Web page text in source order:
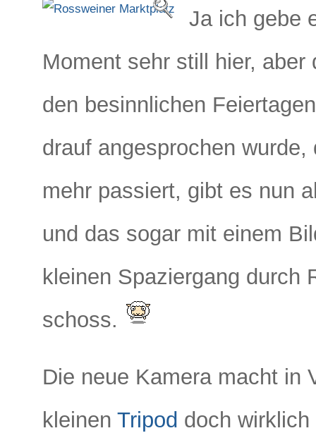
Ja ich gebe
Moment sehr still hier,
den besinnlichen
drauf angesprochen
mehr passiert, gibt es nun
und das sogar mit einem
kleinen Spaziergang durch
schoss.
Die neue Kamera macht in
kleinen Tripod doch